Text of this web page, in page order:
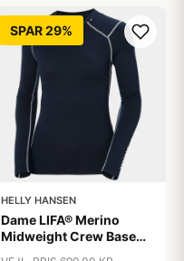
SPAR 29%
HELLY HANSEN
Dame LIFA® Merino
Midweight Crew Base